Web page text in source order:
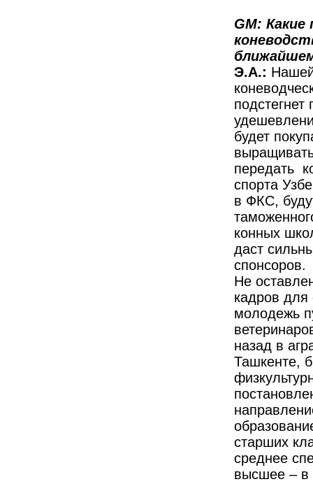
GM:
Э.А.:
подстегнет
будет
передать
спорта
в ФКС,
конных
даст
спонсоров.
Не
кадров для
молодежь
назад в
Ташкенте,
старших
среднее
высшее – в